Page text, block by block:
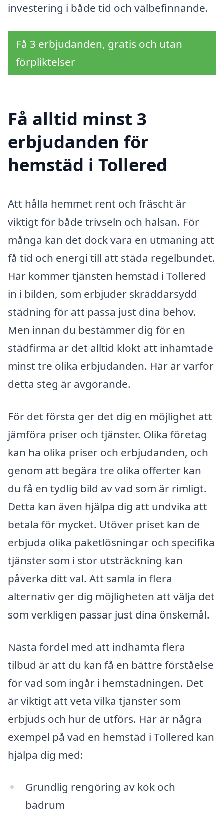
investering i både tid och välbefinnande.
Få 3 erbjudanden, gratis och utan
förpliktelser
Få alltid minst 3
erbjudanden för
hemstäd i Tollered
Att hålla hemmet rent och fräscht är
viktigt för både trivseln och hälsan. För
många kan det dock vara en utmaning att
få tid och energi till att städa regelbundet.
Här kommer tjänsten hemstäd i Tollered
in i bilden, som erbjuder skräddarsydd
städning för att passa just dina behov.
Men innan du bestämmer dig för en
städfirma är det alltid klokt att inhämtade
minst tre olika erbjudanden. Här är varför
detta steg är avgörande.
För det första ger det dig en möjlighet att
jämföra priser och tjänster. Olika företag
kan ha olika priser och erbjudanden, och
genom att begära tre olika offerter kan
du få en tydlig bild av vad som är rimligt.
Detta kan även hjälpa dig att undvika att
betala för mycket. Utöver priset kan de
erbjuda olika paketlösningar och specifika
tjänster som i stor utsträckning kan
påverka ditt val. Att samla in flera
alternativ ger dig möjligheten att välja det
som verkligen passar just dina önskemål.
Nästa fördel med att indhämta flera
tilbud är att du kan få en bättre förståelse
för vad som ingår i hemstädningen. Det
är viktigt att veta vilka tjänster som
erbjuds och hur de utförs. Här är några
exempel på vad en hemstäd i Tollered kan
hjälpa dig med:
Grundlig rengöring av kök och
badrum